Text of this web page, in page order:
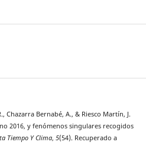
Chazarra Bernabé, A., & Riesco Martín, J.
2016, y fenómenos singulares recogidos
Tiempo Y Clima, 5(54). Recuperado a